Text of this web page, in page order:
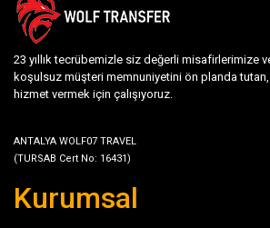
23 yıllık tecrübemizle siz değerli misafirlerimize
koşulsuz müşteri memnuniyetini ön planda
hizmet vermek için çalışıyoruz.
ANTALYA WOLF07 TRAVEL
(TURSAB Cert No: 16431)
Kurumsal